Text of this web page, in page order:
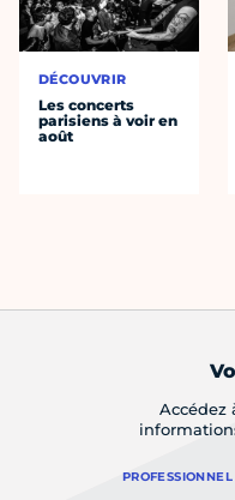
DÉCOUVRIR
Les concerts
parisiens à voir en
août
Accédez
PROFESSIONNEL